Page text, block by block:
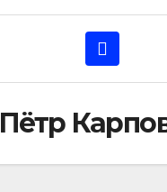
Пётр